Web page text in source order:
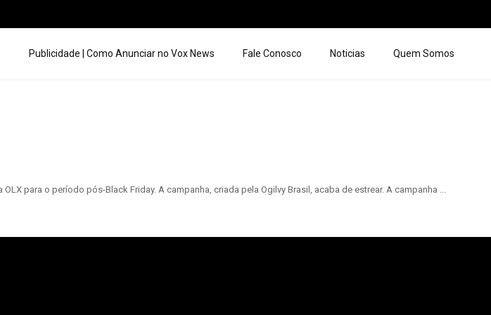
Publicidade | Como Anunciar no Vox News Fale Conosco Noticias Quem Somos
para o período pós-Black Friday. A campanha, criada pela Ogilvy Brasil, acaba de estrear. A campanha ...